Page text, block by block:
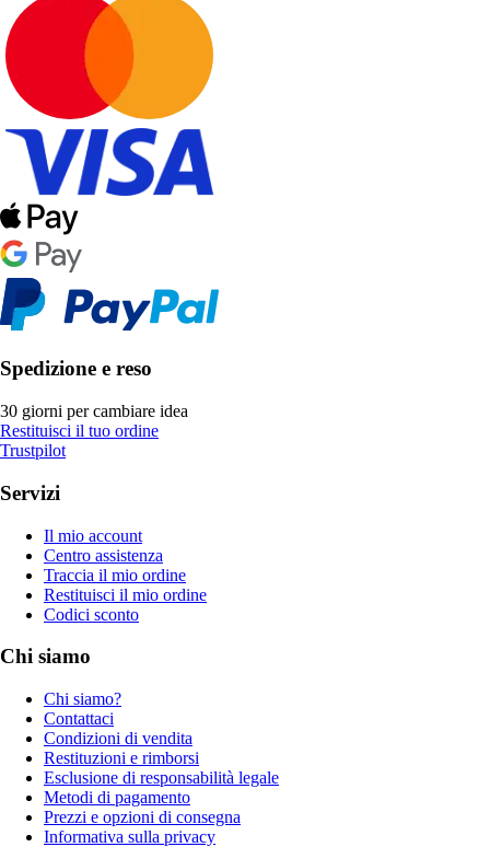
Spedizione e reso
30 giorni per cambiare idea
Restituisci il tuo ordine
Trustpilot
Servizi
Il mio account
Centro assistenza
Traccia il mio ordine
Restituisci il mio ordine
Codici sconto
Chi siamo
Chi siamo?
Contattaci
Condizioni di vendita
Restituzioni e rimborsi
Esclusione di responsabilità legale
Metodi di pagamento
Prezzi e opzioni di consegna
Informativa sulla privacy